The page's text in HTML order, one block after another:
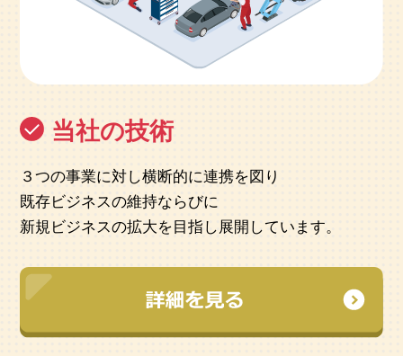
当社の技術
３つの事業に対し横断的に連携を図り
既存ビジネスの維持ならびに
新規ビジネスの拡大を目指し展開しています。